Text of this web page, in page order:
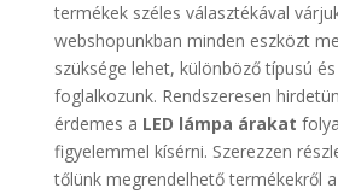
termékek széles választékával
webshopunkban minden eszközt
szüksége lehet, különböző típusú
foglalkozunk. Rendszeresen
érdemes a LED lámpa árakat
figyelemmel kísérni. Szerezzen
tőlünk megrendelhető termékekről a